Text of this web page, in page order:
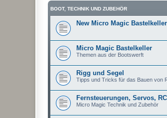
BOOT, TECHNIK UND ZUBEHÖR
New Micro Magic Bastelkeller
Micro Magic Bastelkeller
Themen aus der Bootswerft
Rigg und Segel
Tipps und Tricks für das Bauen von
Fernsteuerungen, Servos,
Micro Magic Technik und Zubehör